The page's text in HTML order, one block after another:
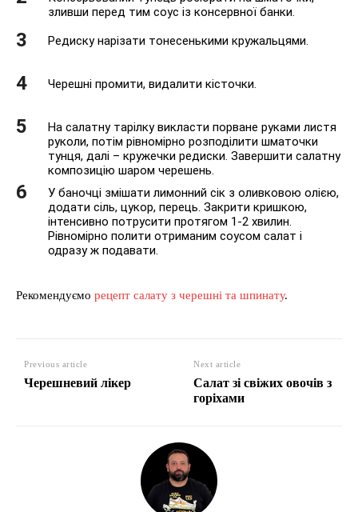
зливши перед тим соус із консервної банки.
Редиску нарізати тонесенькими кружальцями.
Черешні промити, видалити кісточки.
На салатну тарілку викласти порване руками листя
руколи, потім рівномірно розподілити шматочки
тунця, далі – кружечки редиски. Завершити салатну
композицію шаром черешень.
У баночці змішати лимонний сік з оливковою олією,
додати сіль, цукор, перець. Закрити кришкою,
інтенсивно потрусити протягом 1-2 хвилин.
Рівномірно полити отриманим соусом салат і
одразу ж подавати.
Рекомендуємо рецепт салату з черешні та шпинату.
Previous article
Черешневий лікер
Next article
Салат зі свіжих овочів з
горіхами